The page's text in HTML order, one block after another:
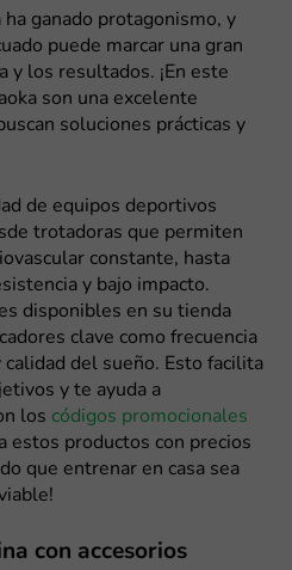
ganado protagonismo, y
puede marcar una gran
y los resultados. ¡En este
son una excelente
soluciones prácticas y
de equipos deportivos
trotadoras que permiten
constante, hasta
y bajo impacto.
disponibles en su tienda
clave como frecuencia
calidad del sueño. Esto facilita
y te ayuda a
los códigos promocionales
estos productos con precios
que entrenar en casa sea
con accesorios